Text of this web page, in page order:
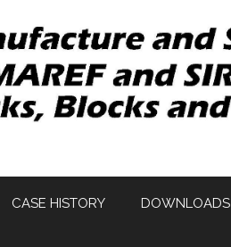
CASE HISTORY DOWNLOADS